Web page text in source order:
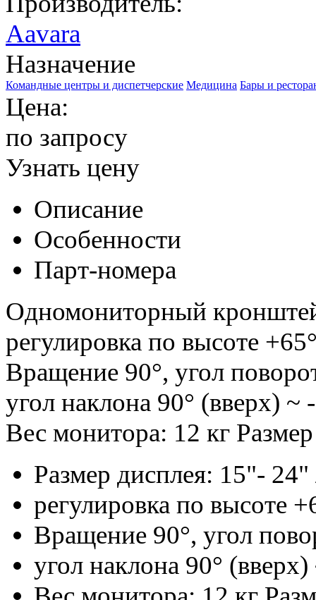
Aavara
Назначение
Командные центры и диспетчерские Медицина Бары и
Цена:
по запросу
Узнать цену
Описание
Особенности
Парт-номера
Одномониторный
регулировка по высоте
Вращение 90°, угол
угол наклона 90° (вверх) ~
Вес монитора: 12 кг
Размер дисплея: 15"-
регулировка по высоте
Вращение 90°, угол
угол наклона 90°